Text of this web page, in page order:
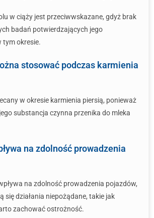
w ciąży jest przeciwwskazane, gdyż brak
badań potwierdzających jego
tym okresie.
stosować podczas karmienia
w okresie karmienia piersią, ponieważ
substancja czynna przenika do mleka
na zdolność prowadzenia
na zdolność prowadzenia pojazdów,
się działania niepożądane, takie jak
zachować ostrożność.